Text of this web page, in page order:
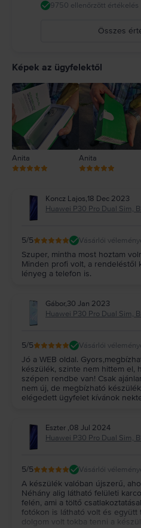
9750 ellenőrzött értékelés
Összes
2
1
Képek az ügyfelektől
Anita Anita
Koncz Lajos,18 Dec 2023
Huawei P30 Pro Dual Sim,
5/5 Vásárlói
Szuper, mintha most hoztam
Minden profi volt, a rendeléstől
lényeg a telefon is.
Gábor,30 Jan 2023
Huawei P30 Pro Dual Sim,
5/5 Vásárlói
Jó a WEB oldal.
készülék, szinte nem hittem el,
szépen rendbe van! Csak
nem új, de megbízható
elégedett ügyfelet kívánok
Eszter ,08 Jul 2024
Huawei P30 Pro Dual Sim,
5/5 Vásárlói
A készülék valóban újszerű,
Néhány alig látható felületi
felén, ami a töltő
fotókon is látható volt és együtt
dolgom volt tokba tenni a